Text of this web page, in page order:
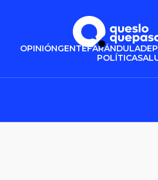
OPINIÓNGENTEFARÁNDULA
POLÍTICA